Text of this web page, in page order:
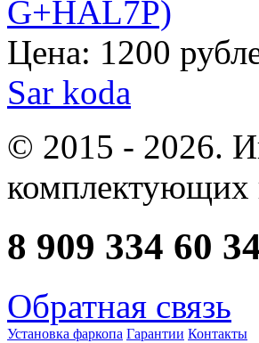
G+HAL7P)
Цена: 1200
Sar koda
© 2015 - 2026.
комплектующих
8 909 334 60
Обратная связь
Установка фаркопа Гарантии Контакты